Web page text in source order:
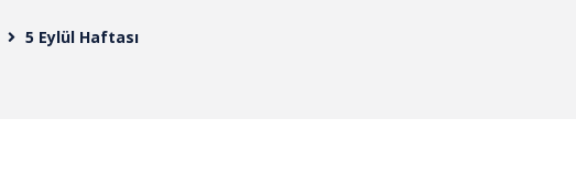
5 Eylül Haftası